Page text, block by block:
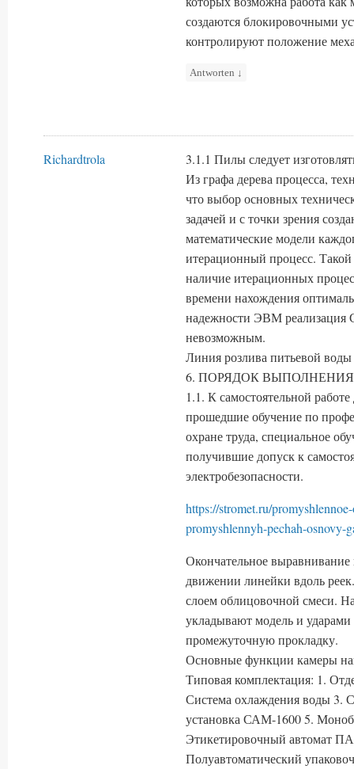
создаются блокировочными
контролируют положение
Antworten ↓
Richardtrola
3.1.1 Пилы следует
Из графа дерева процесса,
что выбор основных
задачей и с точки зрения
математические модели
итерационный процесс. Такой
наличие итерационных
времени нахождения
надежности ЭВМ реализация
невозможным.
Линия розлива питьевой
6. ПОРЯДОК
1.1. К самостоятельной
прошедшие обучение по
охране труда, специальное
получившие допуск к
электробезопасности.
https://stromet.ru/
promyshlennyh-pechah-osnovy-
Окончательное выравнивание
движении линейки вдоль
слоем облицовочной смеси.
укладывают модель и
промежуточную прокладку.
Основные функции камеры
Типовая комплектация: 1.
Система охлаждения воды 3.
установка САМ-1600 5.
Этикетировочный автомат
Полуавтоматический